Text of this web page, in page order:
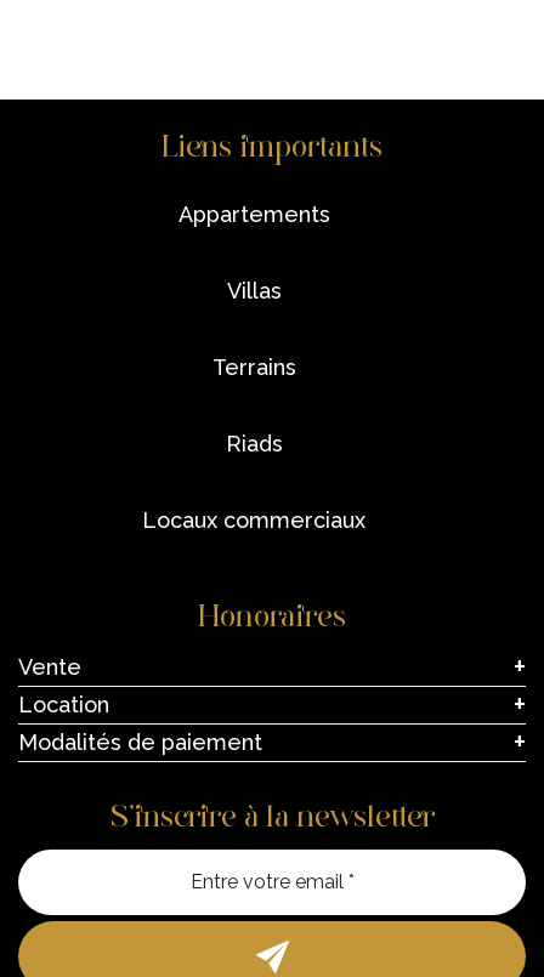
Liens importants
appartements
villas
terrains
riads
locaux commerciaux
Honoraires
Vente
Location
Modalités de paiement
S’inscrire à la newsletter
Entre